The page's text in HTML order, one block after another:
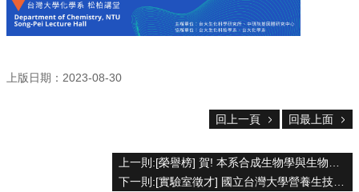
資
訊
公
上版日期：2023-08-30
回上一頁 回最上面